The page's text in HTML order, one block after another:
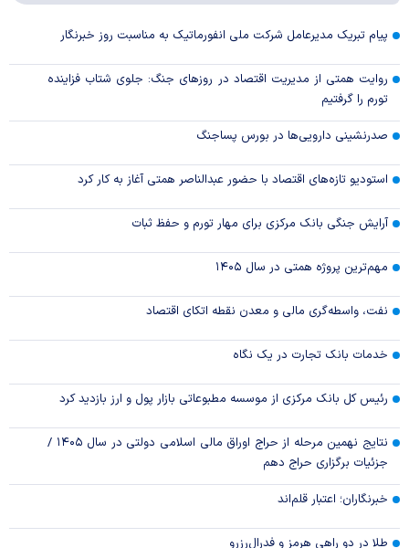
پیام تبریک مدیرعامل شرکت ملی انفورماتیک به مناسبت روز خبرنگار
روایت همتی از مدیریت اقتصاد در روزهای جنگ: جلوی شتاب فزاینده
تورم را گرفتیم
صدرنشینی دارویی‌ها در بورس پساجنگ
استودیو تازه‌های اقتصاد با حضور عبدالناصر همتی آغاز به کار کرد
آرایش جنگی بانک مرکزی برای مهار تورم و حفظ ثبات
مهم‌ترین پروژه همتی در سال ۱۴۰۵
نفت، واسطه‌گری مالی و معدن نقطه اتکای اقتصاد
خدمات بانک تجارت در یک نگاه
رئیس کل بانک مرکزی از موسسه مطبوعاتی بازار پول و ارز بازدید کرد
نتایج نهمین مرحله از حراج اوراق مالی اسلامی دولتی در سال ۱۴۰۵ /
جزئیات برگزاری حراج دهم
خبرنگاران؛ اعتبار قلم‌اند
طلا در دو راهی هرمز و فدرال‌رزرو